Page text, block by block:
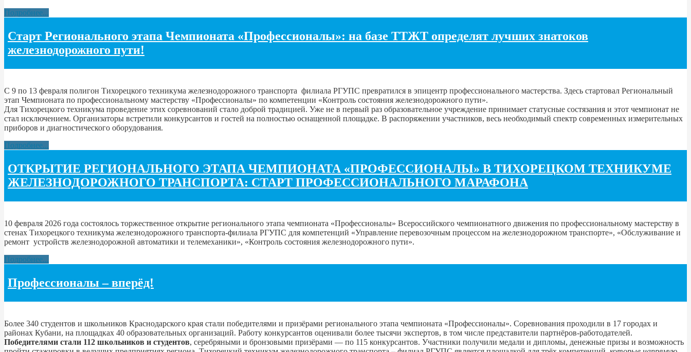
Подробнее...
Старт Регионального этапа Чемпионата «Профессионалы»: на базе ТТЖТ определят лучших знатоков
железнодорожного пути!
С 9 по 13 февраля полигон Тихорецкого техникума железнодорожного транспорта филиала РГУПС превратился в эпицентр профессионального мастерства. Здесь стартовал Региональный
этап Чемпионата по профессиональному мастерству «Профессионалы» по компетенции «Контроль состояния железнодорожного пути».
Для Тихорецкого техникума проведение этих соревнований стало доброй традицией. Уже не в первый раз образовательное учреждение принимает статусные состязания и этот чемпионат не
стал исключением. Организаторы встретили конкурсантов и гостей на полностью оснащенной площадке. В распоряжении участников, весь необходимый спектр современных измерительных
приборов и диагностического оборудования.
Подробнее...
ОТКРЫТИЕ РЕГИОНАЛЬНОГО ЭТАПА ЧЕМПИОНАТА «ПРОФЕССИОНАЛЫ» В ТИХОРЕЦКОМ ТЕХНИКУМЕ
ЖЕЛЕЗНОДОРОЖНОГО ТРАНСПОРТА: СТАРТ ПРОФЕССИОНАЛЬНОГО МАРАФОНА
10 февраля 2026 года состоялось торжественное открытие регионального этапа чемпионата «Профессионалы» Всероссийского чемпионатного движения по профессиональному мастерству в
стенах Тихорецкого техникума железнодорожного транспорта-филиала РГУПС для компетенций «Управление перевозочным процессом на железнодорожном транспорте», «Обслуживание и
ремонт устройств железнодорожной автоматики и телемеханики», «Контроль состояния железнодорожного пути».
Подробнее...
Профессионалы – вперёд!
Более 340 студентов и школьников Краснодарского края стали победителями и призёрами регионального этапа чемпионата «Профессионалы». Соревнования проходили в 17 городах и
районах Кубани, на площадках 40 образовательных организаций. Работу конкурсантов оценивали более тысячи экспертов, в том числе представители партнёров-работодателей.
Победителями стали 112 школьников и студентов, серебряными и бронзовыми призёрами — по 115 конкурсантов. Участники получили медали и дипломы, денежные призы и возможность